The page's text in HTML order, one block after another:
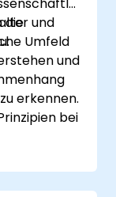
und
Umfeld
und
die
erkennen.
bei
von
und